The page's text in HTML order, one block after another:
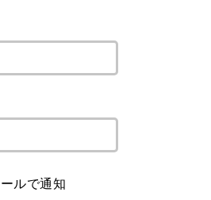
ルで通知